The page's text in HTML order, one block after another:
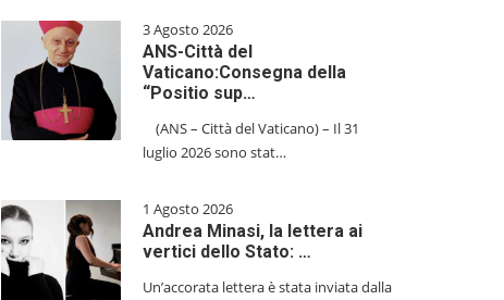
3 Agosto 2026
ANS-Città del
Vaticano:Consegna della
“Positio sup…
(ANS – Città del Vaticano) – Il 31
luglio 2026 sono stat…
1 Agosto 2026
Andrea Minasi, la lettera ai
vertici dello Stato: …
Un’accorata lettera è stata inviata dalla